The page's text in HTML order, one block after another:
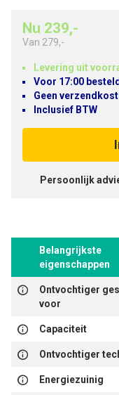
Nu 239,-
Van 279,-
Levering uit
Voor 17:00
Geen
Inclusief BTW
Persoonlijk
Belangrijkste
eigenschappen
Ontvochtiger
voor
Capaciteit
Ontvochtiger
Energiezuinig